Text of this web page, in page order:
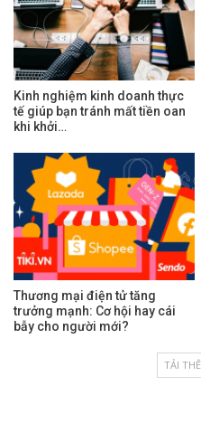
Kinh nghiệm kinh doanh thực
tế giúp bạn tránh mất tiền oan
khi khởi…
Thương mại điện tử tăng
trưởng mạnh: Cơ hội hay cái
bẫy cho người mới?
TẢI